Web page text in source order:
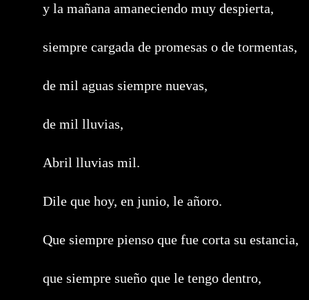
y la mañana amaneciendo muy despierta,
siempre cargada de promesas o de tormentas,
de mil aguas siempre nuevas,
de mil lluvias,
Abril lluvias mil.
Dile que hoy, en junio, le añoro.
Que siempre pienso que fue corta su estancia,
que siempre sueño que le tengo dentro,